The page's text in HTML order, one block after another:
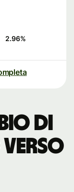
2.96%
di
verso